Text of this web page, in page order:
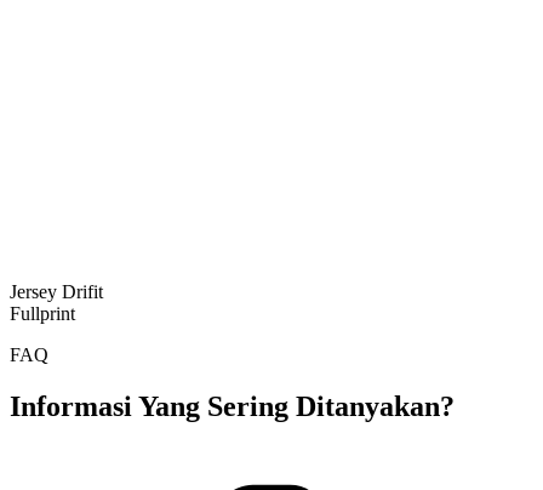
Jersey Drifit
Fullprint
FAQ
Informasi Yang Sering Ditanyakan?